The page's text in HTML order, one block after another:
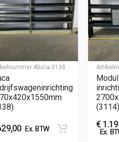
Aluca-3138
Ex. BTW
(3114)
€
Ex.